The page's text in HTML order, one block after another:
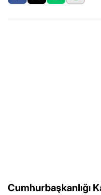
Cumhurbaşkanlığı